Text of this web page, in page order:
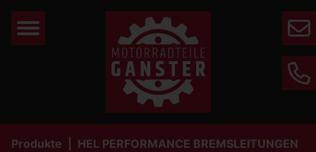
Mail
Produkte
HEL PERFORMANCE BREMSLEITUNGEN